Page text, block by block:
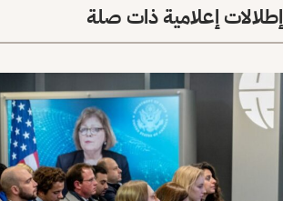
إطلالات إعلامية ذات صلة